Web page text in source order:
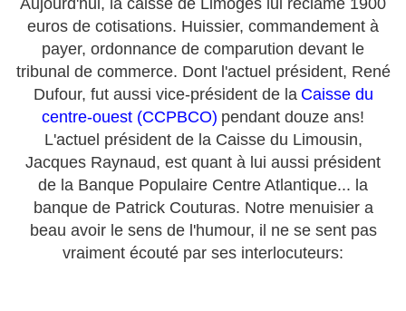
euros de cotisations. Huissier, commandement à
payer, ordonnance de comparution devant le
tribunal de commerce. Dont l'actuel président, René
Dufour, fut aussi vice-président de la Caisse du
centre-ouest (CCPBCO) pendant douze ans!
L'actuel président de la Caisse du Limousin,
Jacques Raynaud, est quant à lui aussi président
de la Banque Populaire Centre Atlantique... la
banque de Patrick Couturas. Notre menuisier a
beau avoir le sens de l'humour, il ne se sent pas
vraiment écouté par ses interlocuteurs: